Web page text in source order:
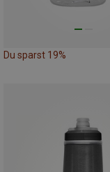
Du sparst 19%